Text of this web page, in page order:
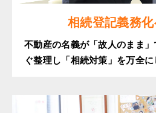
相続登記義務
不動産の名義が「故人のまま
ぐ整理し「相続対策」を万全